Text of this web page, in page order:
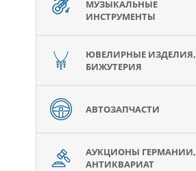
МУЗЫКАЛЬНЫЕ
ИНСТРУМЕНТЫ
ЮВЕЛИРНЫЕ ИЗДЕЛИЯ,
БИЖУТЕРИЯ
АВТОЗАПЧАСТИ
АУКЦИОНЫ ГЕРМАНИИ,
АНТИКВАРИАТ